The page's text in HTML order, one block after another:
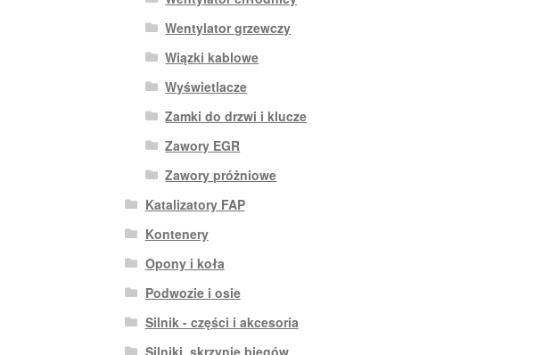
Wentylator grzewczy
Wiązki kablowe
Wyświetlacze
Zamki do drzwi i klucze
Zawory EGR
Zawory próżniowe
Katalizatory FAP
Kontenery
Opony i koła
Podwozie i osie
Silnik - części i akcesoria
Silniki, skrzynie biegów